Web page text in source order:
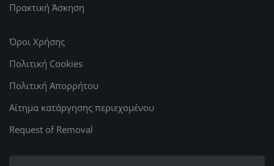
Πρακτική Άσκηση
Όροι Χρήσης
Πολιτική Cookies
Πολιτική Απορρήτου
Αίτημα κατάργησης περιεχομένου
Request of Removal